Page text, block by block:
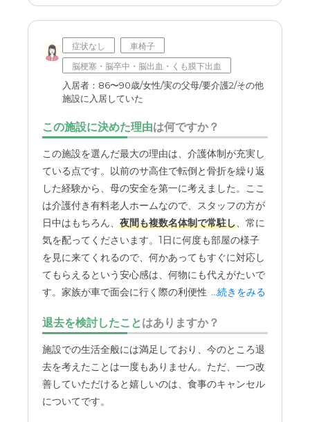
広々としているな」「あちらは少し狭いかな」とい
った具体的な違いが分かりました。金額や居室の設
備といった基本的な条件はもちろんですが、やはり
実際に訪れてみないと分からない雰囲気や広さの感
専門の相談員の方に候補をいくつか挙げてもらい、
その中から見学先を絞れたのも効率的でした。たく
さんの施設の中から、自分たちだけで比較検討する
のは大変だったと思います。最終的に「ここなら」
と納得して父を預ける決断ができたのは、きちんと
比較検討のステップを踏めたからだと思います。細
かいことかもしれませんが、見学時に必ずチェック
していたのが「居室にトイレがついているか」とい
う点でした。父のプライバシーや、夜中の移動など
私たちにとって必須の条件でした。
その点、今の施設はきちんと条件を満たしていまし
たし、施設全体も汚いという印象はなく、明るい雰
囲気だったことも安心材料の一つです。
く廊下を歩いていたんです。本人にとっては退屈し
のぎの散歩のようなものだったのですが、ある時、
施設の方から「徘徊のような行動が見られるので、
安定剤の使用を検討します」というお話をされまし
私たち家族からすれば「徘徊ではないのに」という
思いがあり、少しショックでした。もちろん、施設
側の安全管理上の方針があることは理解しています
が、「そう言われてしまうと、家族としては『お願
いします』と言うしかないのかな…」と、複雑な気
持ちになったことを覚えています。
費用面でも、少し戸惑いがありました。
入居前に説明を受けていた月額費用は約21万円だっ
たのですが、実際にはそこからプラスで6万円ほど
や医療費など、状況に応じて追加費用がかかること
は覚悟していました。でも、想像していたよりも金
額が大きかったので、「長くお世話になることを考
えると、このままで大丈夫だろうか」という不安は
常にあります。
症状なし
車椅子
脳梗塞・脳卒中・脳出血・くも膜下出血
入居者：86〜90歳/女性/実の父母/要介護2/その他
施設に入居していた
この施設に決めた理由は何ですか？
この施設を選んだ最大の理由は、介護体制が充実し
ている点です。以前のサ高住で転倒と骨折を繰り返
した経験から、母の安全を第一に考えました。ここ
は介護付き有料老人ホームなので、スタッフの方が
日中はもちろん、 夜間も複数名体制で常駐し、常に
気を配ってくださいます。1日に何度も部屋の様子
を見に来てくれるので、何かあってもすぐに対応し
てもらえるという安心感は、何物にも代えがたいで
す。家族が車で面会に行く際の利便性も、この施設
ほど広く、いつ行っても満車の心配がありません。
以前の施設では駐車スペースが限られており、面会
時にストレスを感じることもあったのですが、ここ
ではそのようなことが一切なくなりました。気軽
に、そして気兼ねなく母に会いに行ける環境は、家
...続きをみる
退去を検討したことはありますか？
施設での生活全般には満足しており、今のところ退
去を考えたことは一度もありません。ただ、一つ改
善していただけると嬉しいのは、食事のキャンセル
についてです。